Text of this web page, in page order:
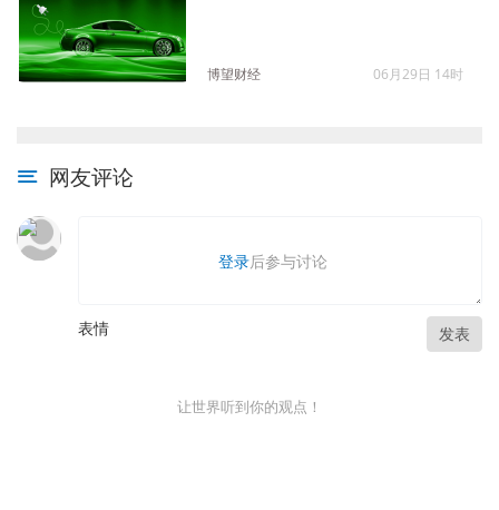
博望财经 06月29日 14时
网友评论
登录后参与讨论
表情 发表
让世界听到你的观点！